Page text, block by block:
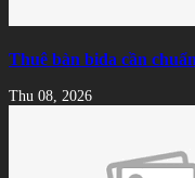
Thuê bàn bida cần
Thu 08, 2026